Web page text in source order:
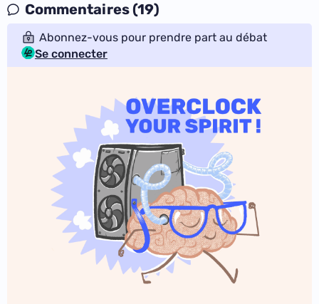
Commentaires (19)
Abonnez-vous pour prendre part au débat
Se connecter